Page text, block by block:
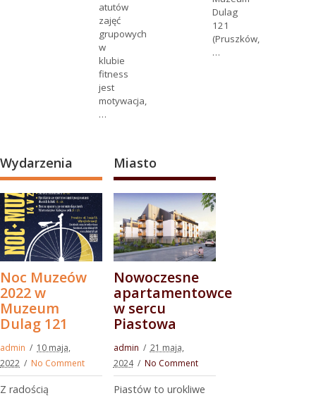
atutów
zajęć
grupowych
w
klubie
fitness
jest
motywacja,
…
Dulag
121
(Pruszków,
…
Wydarzenia
Noc Muzeów
2022 w
Muzeum
Dulag 121
admin
10 maja,
2022
No Comment
Z radością
Miasto
Nowoczesne
apartamentowce
w sercu
Piastowa
admin
21 maja,
2024
No Comment
Piastów to urokliwe